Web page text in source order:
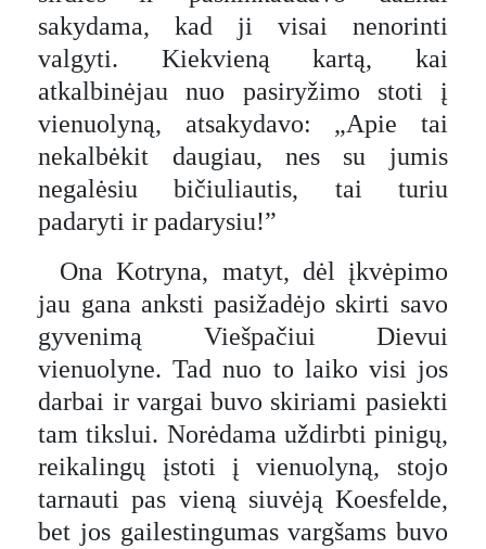
sakydama, kad ji visai nenorinti
valgyti. Kiekvieną kartą, kai
atkalbinėjau nuo pasiryžimo stoti į
vienuolyną, atsakydavo: „Apie tai
nekalbėkit daugiau, nes su jumis
negalėsiu bičiuliautis, tai turiu
padaryti ir padarysiu!”
Ona Kotryna, matyt, dėl įkvėpimo
jau gana anksti pasižadėjo skirti savo
gyvenimą Viešpačiui Dievui
vienuolyne. Tad nuo to laiko visi jos
darbai ir vargai buvo skiriami pasiekti
tam tikslui. Norėdama uždirbti pinigų,
reikalingų įstoti į vienuolyną, stojo
tarnauti pas vieną siuvėją Koesfelde,
bet jos gailestingumas vargšams buvo